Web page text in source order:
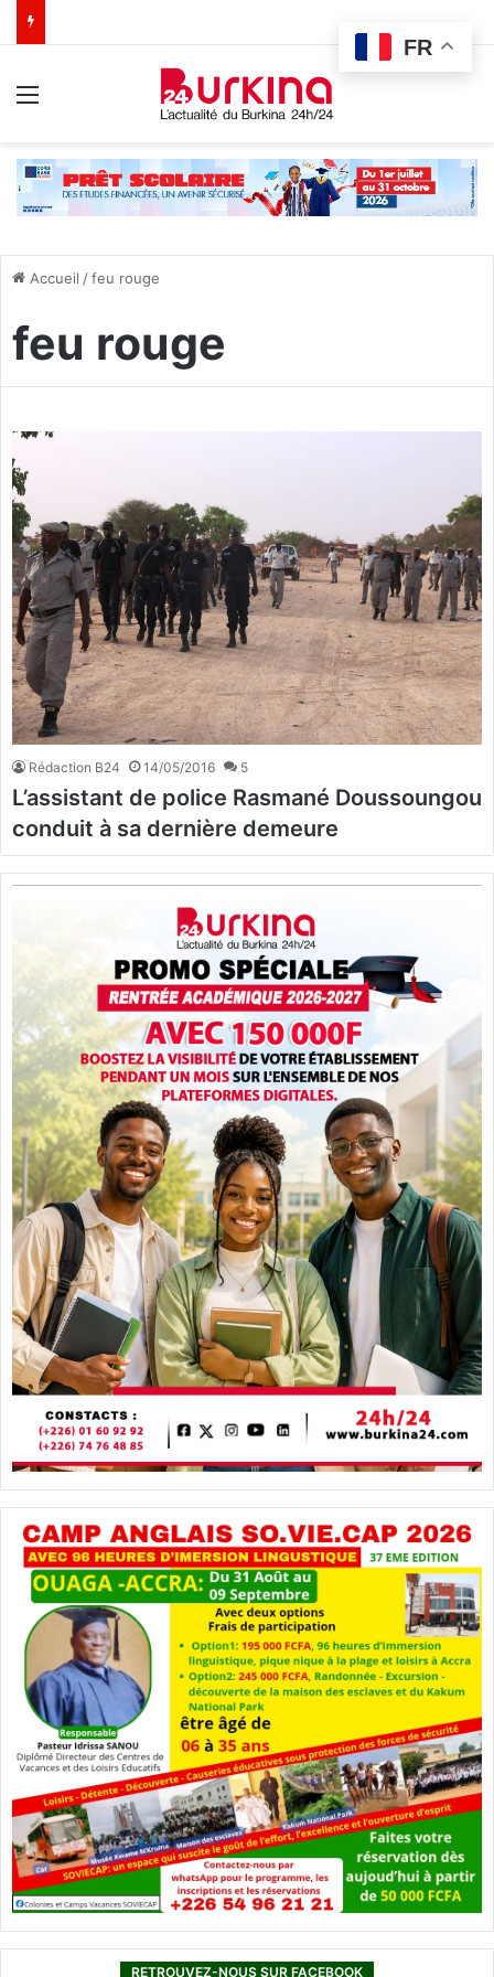
Accueil /feu rouge
feu rouge
Rédaction B24 14/05/2016 5
L’assistant de police Rasmané Doussoungou
conduit à sa dernière demeure
RETROUVEZ-NOUS SUR FACEBOOK
FR